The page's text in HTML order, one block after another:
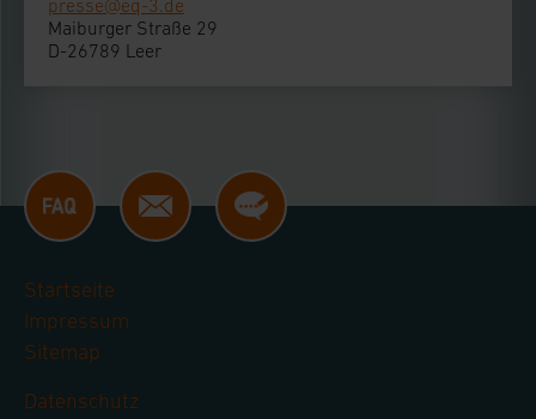
presse@eq-3.de
Maiburger Straße 29
D-26789 Leer
Startseite
Impressum
Sitemap
Datenschutz